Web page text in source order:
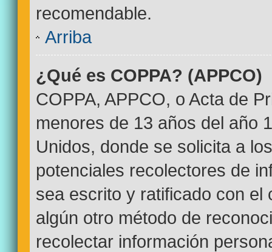
recomendable.
Arriba
¿Qué es COPPA? (APPCO)
COPPA, APPCO, o Acta de
menores de 13 años del año
Unidos, donde se solicita a
potenciales recolectores de
sea escrito y ratificado con el
algún otro método de
recolectar información